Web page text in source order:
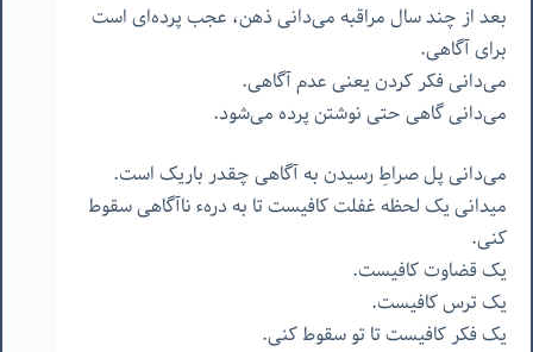
بعد از چند سال مراقبه می‌دانی ذهن، عجب پرده‌ای است
برای آگاهی.
می‌دانی فکر کردن یعنی عدم آگاهی.
می‌دانی گاهی حتی نوشتن پرده می‌شود.
می‌دانی پل صراطِ رسیدن به آگاهی چقدر باریک است.
میدانی یک لحظه غفلت کافیست تا به درهء ناآگاهی سقوط
کنی.
یک قضاوت کافیست.
یک ترس کافیست.
یک فکر کافیست تا تو سقوط کنی.